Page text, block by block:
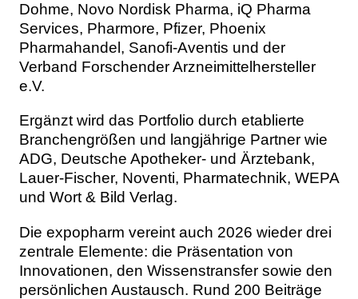
Dohme, Novo Nordisk Pharma, iQ Pharma
Services, Pharmore, Pfizer, Phoenix
Pharmahandel, Sanofi-Aventis und der
Verband Forschender Arzneimittelhersteller
e.V.
Ergänzt wird das Portfolio durch etablierte
Branchengrößen und langjährige Partner wie
ADG, Deutsche Apotheker- und Ärztebank,
Lauer-Fischer, Noventi, Pharmatechnik, WEPA
und Wort & Bild Verlag.
Die expopharm vereint auch 2026 wieder drei
zentrale Elemente: die Präsentation von
Innovationen, den Wissenstransfer sowie den
persönlichen Austausch. Rund 200 Beiträge